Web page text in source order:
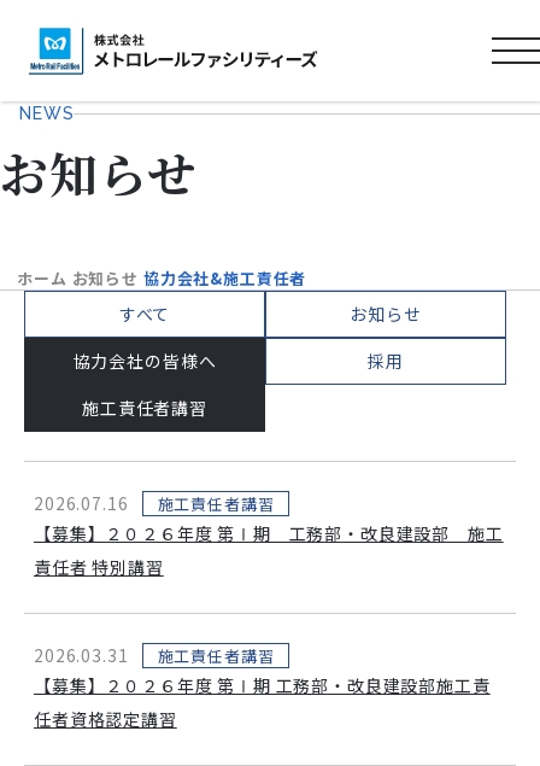
NEWS
お知らせ
ホーム お知らせ 協力会社&施工責任者
すべて
お知らせ
協力会社の皆様へ
採用
施工責任者講習
2026.07.16 施工責任者講習
【募集】２０２６年度 第Ⅰ期 工務部・改良建設部 施工
責任者 特別講習
2026.03.31 施工責任者講習
【募集】２０２６年度 第Ⅰ期 工務部・改良建設部施工責
任者資格認定講習